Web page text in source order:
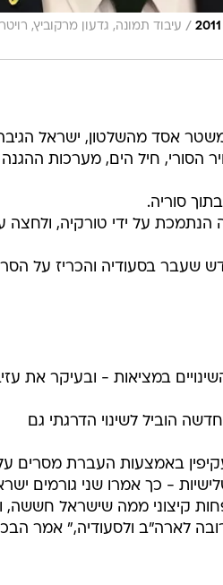
/ עיבוד תמונה, גדעון מרקוביץ,
אסד מהשלטון, ישראל
הסורי, חיל הים, מערכות ההגנה
סוריה.
על ידי טורקיה, ולחצה
שעבר בסעודיה והכריז על
במציאות - ובעיקר את
הוביל לשינוי הדרגתי גם
באמצעות העברת מסרים על
- כך אמרו שני גורמים
קיצוני ממה שישראל חששה,
לארה"ב ולסעודיה," אמר